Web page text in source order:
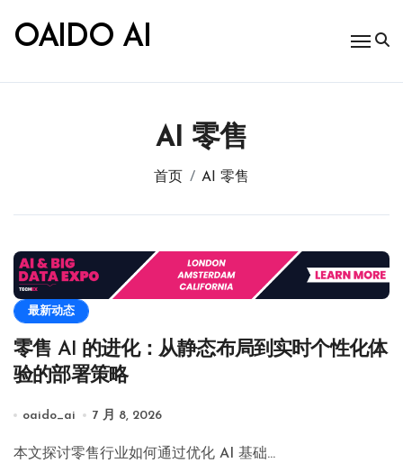
OAIDO AI
AI 零售
首页 AI 零售
最新动态
零售 AI 的进化：从静态布局到实时个性化体
验的部署策略
oaido_ai 7 月 8, 2026
本文探讨零售行业如何通过优化 AI 基础…